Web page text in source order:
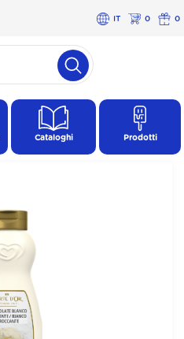
IT 0 0
Cataloghi Prodotti